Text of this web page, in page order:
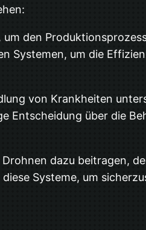
den
Systemen, um die
von Krankheiten
Entscheidung über die
dazu beitragen,
Systeme, um